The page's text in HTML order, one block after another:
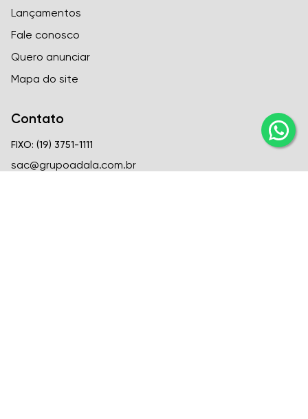
Lançamentos
Fale conosco
Quero anunciar
Mapa do site
Contato
FIXO: (19) 3751-1111
sac@grupoadala.com.br